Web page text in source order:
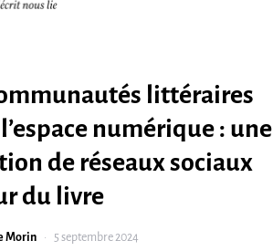
littéraires
numérique : une
de réseaux sociaux
du livre
Morin 5 septembre 2024